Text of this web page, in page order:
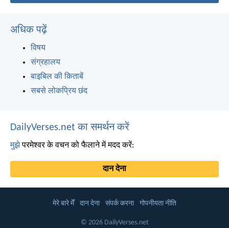
अधिक पढ़ें
विषय
संग्रहालय
बाइबिल की किताबें
सबसे लोकप्रिय छंद
DailyVerses.net का समर्थन करें
मुझेपरमेश्वर के वचन को फैलाने में मदद करें:
दान देना
मेरे बारे मेँ दान देना संपर्क करना गोपनीयता नीति
© 2026 DailyVerses.net